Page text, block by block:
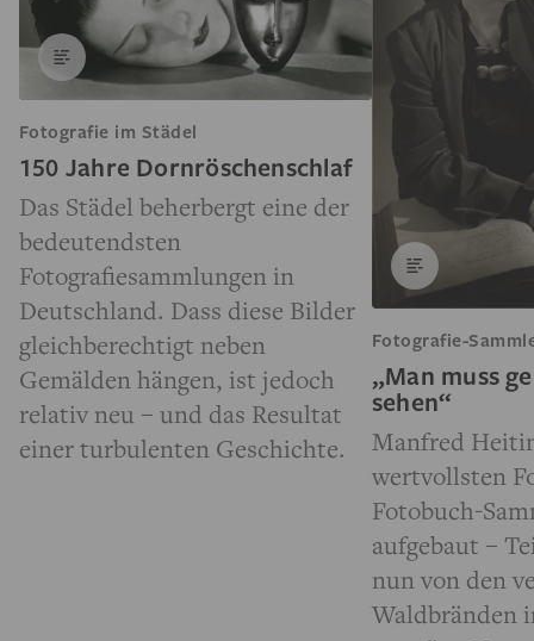
Fotografie im Städel
150 Jahre Dornröschen­schlaf
Das Städel beherbergt eine der
bedeutendsten
Fotografiesammlungen in
Deutschland. Dass diese Bilder
gleichberechtigt neben
Gemälden hängen, ist jedoch
relativ neu – und das Resultat
einer turbulenten Geschichte.
Fotografie-
„Man muss
sehen“
Manfred
wertvollsten
Fotobuch-
aufgebaut –
nun von den
Waldbränden